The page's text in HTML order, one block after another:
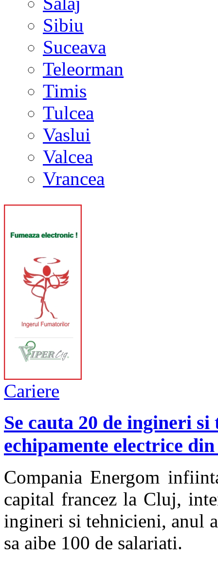
Sibiu
Suceava
Teleorman
Timis
Tulcea
Vaslui
Valcea
Vrancea
Cariere
Se cauta 20 de ingineri
echipamente electrice
Compania Energom
capital francez la Cluj,
ingineri si tehnicieni, anul
sa aibe 100 de salariati.